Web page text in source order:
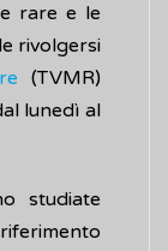
rare e le
rivolgersi
(TVMR)
lunedì al
studiate